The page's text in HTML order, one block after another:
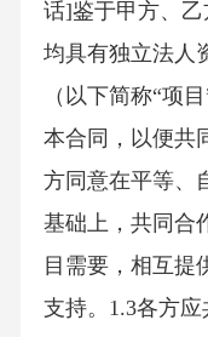
话]鉴于甲方、乙
均具有独立法人
（以下简称“项
本合同，以便共
方同意在平等、
基础上，共同合
目需要，相互提
支持。1.3各方